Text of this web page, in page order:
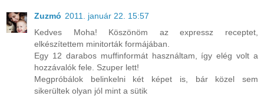
Zuzmó 2011. január 22. 15:57
Kedves Moha! Köszönöm az expressz receptet,
elkészítettem minitorták formájában.
Egy 12 darabos muffinformát használtam, így elég volt a
hozzávalók fele. Szuper lett!
Megpróbálok belinkelni két képet is, bár közel sem
sikerültek olyan jól mint a sütik